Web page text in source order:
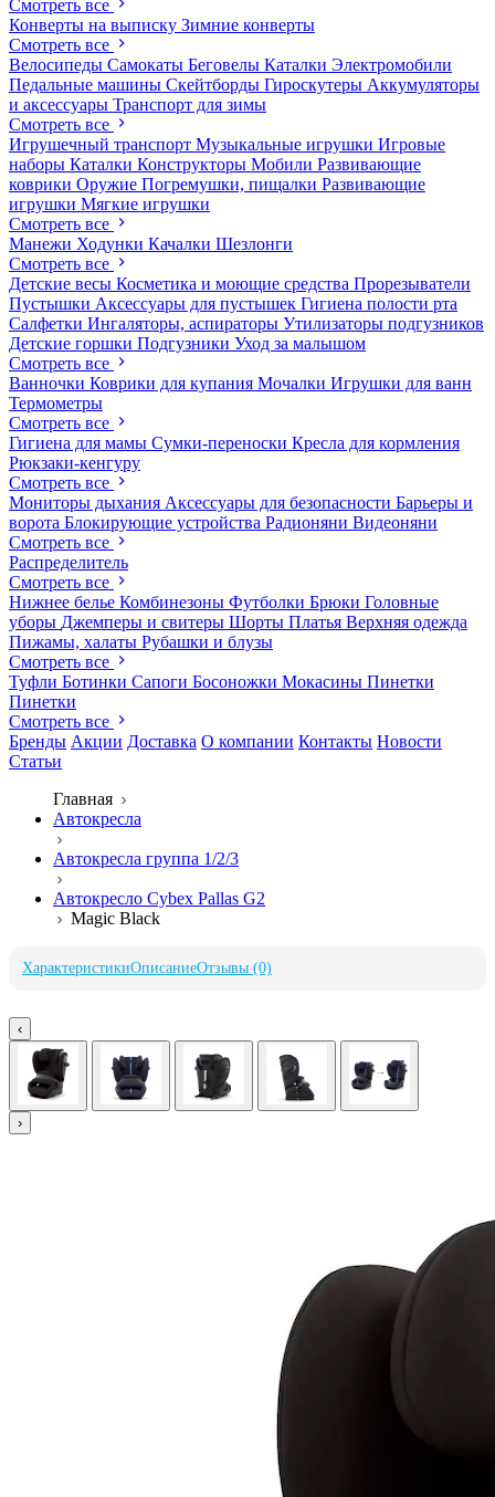
Смотреть все
Конверты на выписку Зимние конверты
Смотреть все
Велосипеды Самокаты Беговелы Каталки Электромобили
Педальные машины Скейтборды Гироскутеры Аккумуляторы
и аксессуары Транспорт для зимы
Смотреть все
Игрушечный транспорт Музыкальные игрушки Игровые
наборы Каталки Конструкторы Мобили Развивающие
коврики Оружие Погремушки, пищалки Развивающие
игрушки Мягкие игрушки
Смотреть все
Манежи Ходунки Качалки Шезлонги
Смотреть все
Детские весы Косметика и моющие средства Прорезыватели
Пустышки Аксессуары для пустышек Гигиена полости рта
Салфетки Ингаляторы, аспираторы Утилизаторы подгузников
Детские горшки Подгузники Уход за малышом
Смотреть все
Ванночки Коврики для купания Мочалки Игрушки для ванн
Термометры
Смотреть все
Гигиена для мамы Сумки-переноски Кресла для кормления
Рюкзаки-кенгуру
Смотреть все
Мониторы дыхания Аксессуары для безопасности Барьеры и
ворота Блокирующие устройства Радионяни Видеоняни
Смотреть все
Распределитель
Смотреть все
Нижнее белье Комбинезоны Футболки Брюки Головные
уборы Джемперы и свитеры Шорты Платья Верхняя одежда
Пижамы, халаты Рубашки и блузы
Смотреть все
Туфли Ботинки Сапоги Босоножки Мокасины Пинетки
Пинетки
Смотреть все
Бренды Акции Доставка О компании Контакты Новости
Статьи
Главная
Автокресла
Автокресла группа 1/2/3
Автокресло Cybex Pallas G2
Magic Black
ХарактеристикиОписаниеОтзывы (0)
‹
›